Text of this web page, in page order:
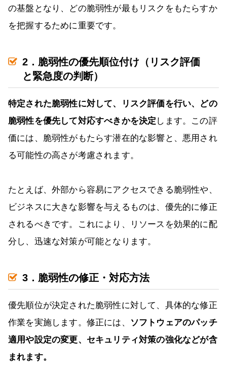
の基盤となり、どの脆弱性が最もリスクをもたらすか
を把握するために重要です。
2．脆弱性の優先順位付け（リスク評価
と緊急度の判断）
特定された脆弱性に対して、リスク評価を行い、どの
脆弱性を優先して対応すべきかを決定 します。この評
価には、脆弱性がもたらす潜在的な影響と、悪用され
る可能性の高さが考慮されます。
たとえば、外部から容易にアクセスできる脆弱性や、
ビジネスに大きな影響を与えるものは、優先的に修正
されるべきです。これにより、リソースを効果的に配
分し、迅速な対策が可能となります。
3．脆弱性の修正・対応方法
優先順位が決定された脆弱性に対して、具体的な修正
作業を実施します。修正には、
ソフトウェアのパッチ
適用や設定の変更、セキュリティ対策の強化などが含
まれます。